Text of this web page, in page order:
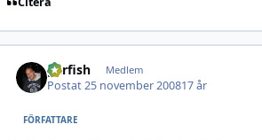
garfish Medlem
Postat25 november 200817 år
FÖRFATTARE